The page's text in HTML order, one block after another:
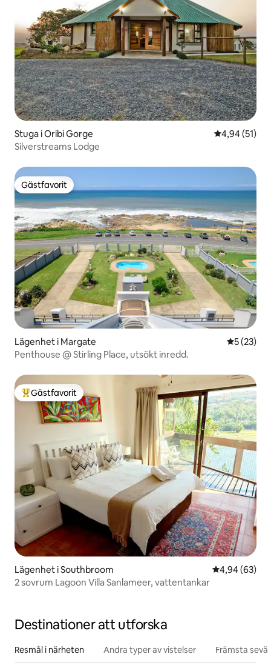
Stuga i Oribi Gorge 4,94 av 5 i
4,94 (51)
Silverstreams Lodge
Gästfavorit
Gästfavorit
Lägenhet i Margate 5 av 5 i
5 (23)
Penthouse @ Stirling Place, utsökt inredd.
Populär gästfavorit
Gästfavorit
Lägenhet i Southbroom 4,94 av 5 i
4,94 (63)
2 sovrum Lagoon Villa Sanlameer, vattentankar
Destinationer att utforska
Resmål i närheten Andra typer av vistelser Främsta